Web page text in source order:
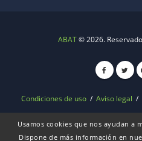
ABAT© 2026.
Condiciones de uso / Aviso legal /
Usamos cookies que nos ayudan a
Dispone de más información en